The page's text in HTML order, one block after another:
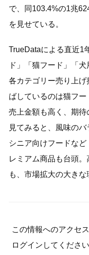
で、同103.4%の1兆
を見せている。
TrueDataによる直近1
ド」「猫フード」「
各カテゴリー売り上
ばしているのは猫フ
売上金額も高く、期
見てみると、風味の
シニア向けフードな
レミアム商品も台頭
も、市場拡大の大きな
この情報へのアクセ
ログインしてくださ